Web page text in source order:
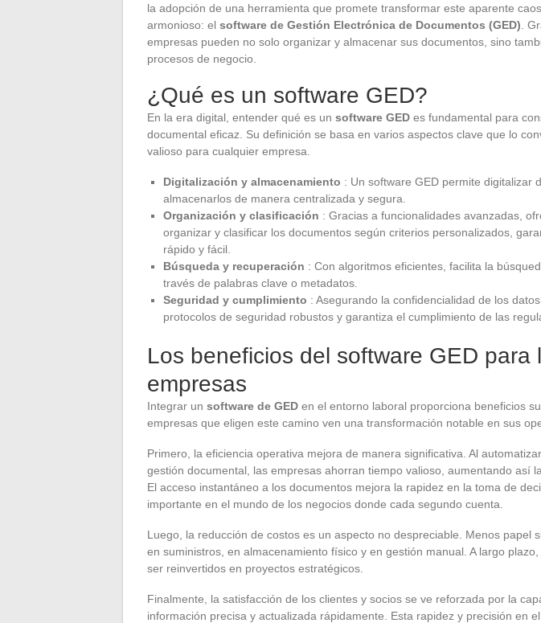
la adopción de una herramienta que promete transformar este aparente
armonioso: el software de Gestión Electrónica de Documentos (GED) .
empresas pueden no solo organizar y almacenar sus documentos, sino
procesos de negocio.
¿Qué es un software GED?
En la era digital, entender qué es un software GED es fundamental para
documental eficaz. Su definición se basa en varios aspectos clave que lo
valioso para cualquier empresa.
Digitalización y almacenamiento : Un software GED permite digitalizar
almacenarlos de manera centralizada y segura.
Organización y clasificación : Gracias a funcionalidades avanzadas,
organizar y clasificar los documentos según criterios personalizados,
rápido y fácil.
Búsqueda y recuperación : Con algoritmos eficientes, facilita la
través de palabras clave o metadatos.
Seguridad y cumplimiento : Asegurando la confidencialidad de los
protocolos de seguridad robustos y garantiza el cumplimiento de las
Los beneficios del software GED para
empresas
Integrar un software de GED en el entorno laboral proporciona beneficios
empresas que eligen este camino ven una transformación notable en sus
Primero, la eficiencia operativa mejora de manera significativa. Al
gestión documental, las empresas ahorran tiempo valioso, aumentando así
El acceso instantáneo a los documentos mejora la rapidez en la toma de
importante en el mundo de los negocios donde cada segundo cuenta.
Luego, la reducción de costos es un aspecto no despreciable. Menos papel
en suministros, en almacenamiento físico y en gestión manual. A largo
ser reinvertidos en proyectos estratégicos.
Finalmente, la satisfacción de los clientes y socios se ve reforzada por la
información precisa y actualizada rápidamente. Esta rapidez y precisión en